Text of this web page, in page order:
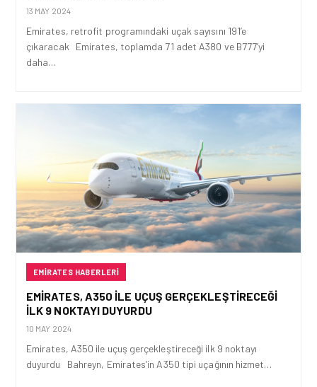
13 MAY 2024
Emirates, retrofit programındaki uçak sayısını 191’e
çıkaracak Emirates, toplamda 71 adet A380 ve B777’yi
daha…
EMIRATES HABERLERI
EMIRATES, A350 ILE UÇUŞ GERÇEKLEŞTIRECEĞI
ILK 9 NOKTAYI DUYURDU
10 MAY 2024
Emirates, A350 ile uçuş gerçekleştireceği ilk 9 noktayı
duyurdu Bahreyn, Emirates’in A350 tipi uçağının hizmet…